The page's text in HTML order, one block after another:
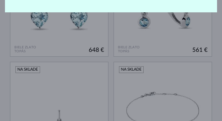
BIELE ZLATO
TOPÁS
648 €
BIELE ZLATO
TOPÁS
561 €
NA SKLADE NA SKLADE